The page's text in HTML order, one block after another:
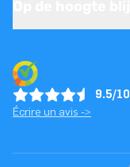
9.5/10
Écrire un avis ->